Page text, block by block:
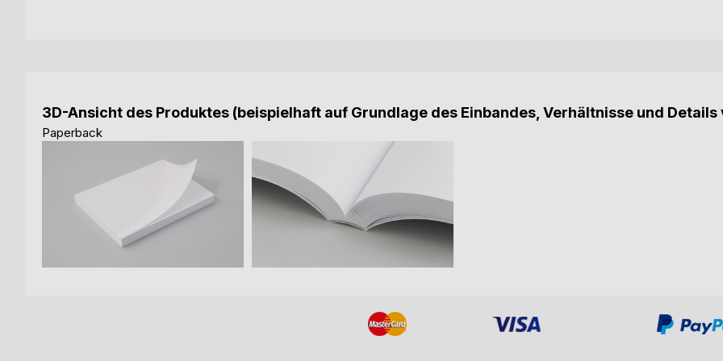
3D-Ansicht des Produktes (beispielhaft auf Grundlage des Einbandes, Verhältnisse und
Paperback